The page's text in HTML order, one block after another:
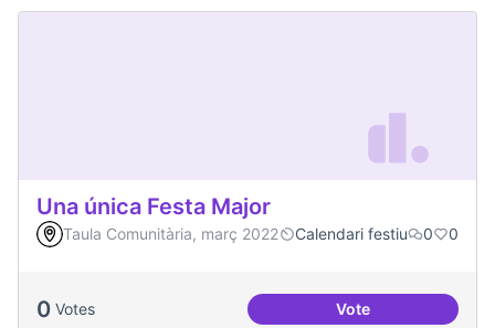
Una única Festa Major
Taula Comunitària, març 2022 Calendari festiu 0 0
0 Votes VoteUna única Festa